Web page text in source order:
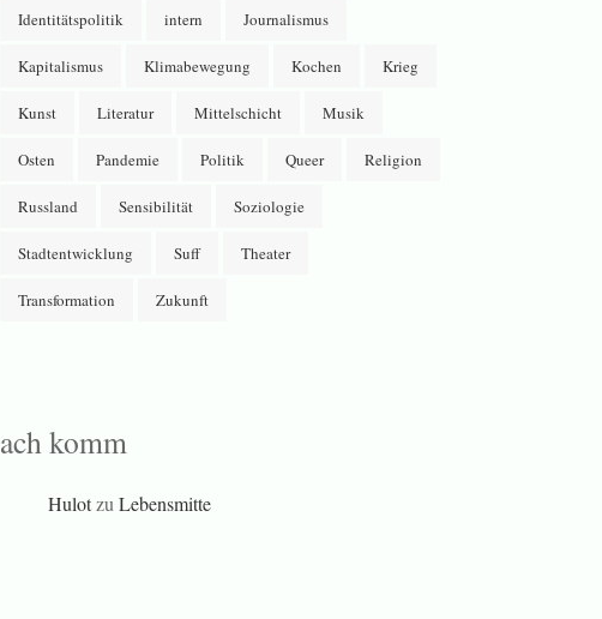
Identitätspolitik intern Journalismus
Kapitalismus Klimabewegung Kochen Krieg
Kunst Literatur Mittelschicht Musik
Osten Pandemie Politik Queer Religion
Russland Sensibilität Soziologie
Stadtentwicklung Suff Theater
Transformation Zukunft
ach komm
HulotzuLebensmitte